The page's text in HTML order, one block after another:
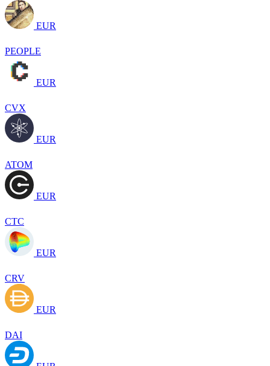
EUR
PEOPLE
EUR
CVX
EUR
ATOM
EUR
CTC
EUR
CRV
EUR
DAI